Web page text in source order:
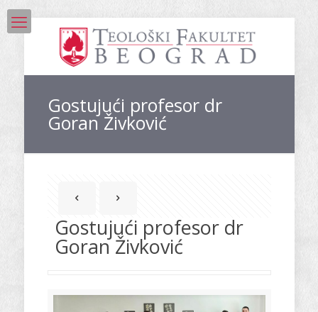
Gostujući profesor dr
Goran Živković
Gostujući profesor dr
Goran Živković